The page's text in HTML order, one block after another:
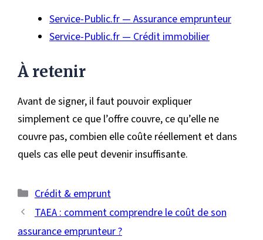
Service-Public.fr — Assurance emprunteur
Service-Public.fr — Crédit immobilier
À retenir
Avant de signer, il faut pouvoir expliquer
simplement ce que l’offre couvre, ce qu’elle ne
couvre pas, combien elle coûte réellement et dans
quels cas elle peut devenir insuffisante.
Catégories
Crédit & emprunt
TAEA : comment comprendre le coût de son
assurance emprunteur ?